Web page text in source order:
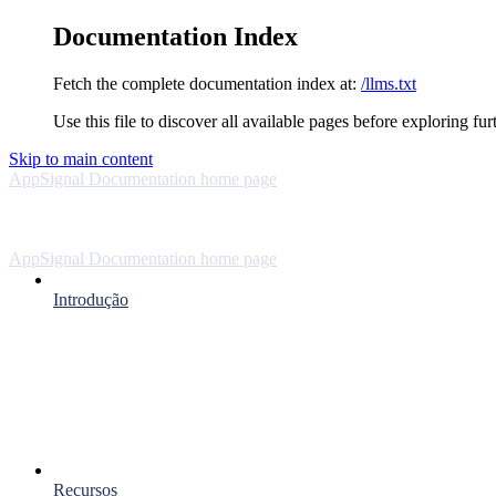
Documentation Index
Fetch the complete documentation index at: /llms.txt
Use this file to discover all available pages before exploring
Skip to main content
AppSignal Documentation home page
AppSignal Documentation home page
Introdução
Recursos